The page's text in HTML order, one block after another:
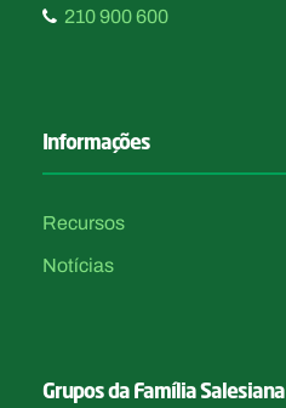
210 900 600
Informações
Recursos
Notícias
Grupos da Família Salesiana